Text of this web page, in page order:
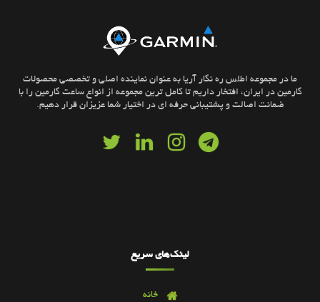
ما در مجموعه اطلس ره نگار آریا به عنوان نماینده اصلی و تخصصی محصولات
گارمین در ایران، افتخار داریم تا کامل ترین مجموعه از انواع ساعت گارمین را با
ضمانت اصالت و پشتیبانی حرفه ای در اختیار شما عزیزان قرار دهیم.
لینک‌های سریع
خانه